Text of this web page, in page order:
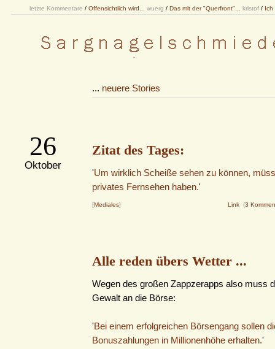
letzte Kommentare / Offensichtlich wird... wuerg / Das mit der "Querfront"... kristof / Ich
... neuere Stories
26
Oktober
Zitat des Tages:
'Um wirklich Scheiße sehen zu können,
privates Fernsehen haben.'
[Mediales] Link (3
Alle reden übers Wetter ...
Wegen des großen Zappzerapps also muss
Gewalt an die Börse:
'Bei einem erfolgreichen Börsengang sollen
Bonuszahlungen in Millionenhöhe erhalten.'